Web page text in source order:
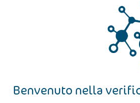
Benvenuto nella